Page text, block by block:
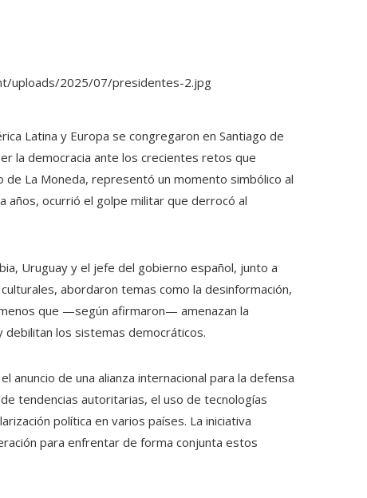
Latina y Europa se congregaron en Santiago de
la democracia ante los crecientes retos que
de La Moneda, representó un momento simbólico al
años, ocurrió el golpe militar que derrocó al
Uruguay y el jefe del gobierno español, junto a
abordaron temas como la desinformación,
que —según afirmaron— amenazan la
debilitan los sistemas democráticos.
anuncio de una alianza internacional para la defensa
tendencias autoritarias, el uso de tecnologías
política en varios países. La iniciativa
para enfrentar de forma conjunta estos